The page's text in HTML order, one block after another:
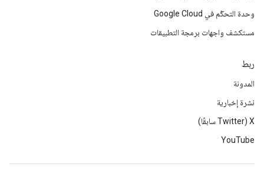
وحدة التحكّم في Google Cloud
مستكشف واجهات برمجة التطبيقات
ربط
المدونة
نشرة إخبارية
‫X ‏(Twitter سابقًا)
YouTube